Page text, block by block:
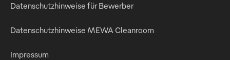
Datenschutzhinweise für Bewerber
Datenschutzhinweise MEWA Cleanroom
Impressum